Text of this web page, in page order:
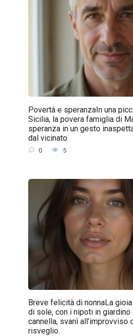
Povertà e speranzaIn una
Sicilia, la povera famiglia di
speranza in un gesto
dal vicinato.
0 5
Breve felicità di nonnaLa
di sole, con i nipoti in giardino
cannella, svanì all’improvviso
risveglio.